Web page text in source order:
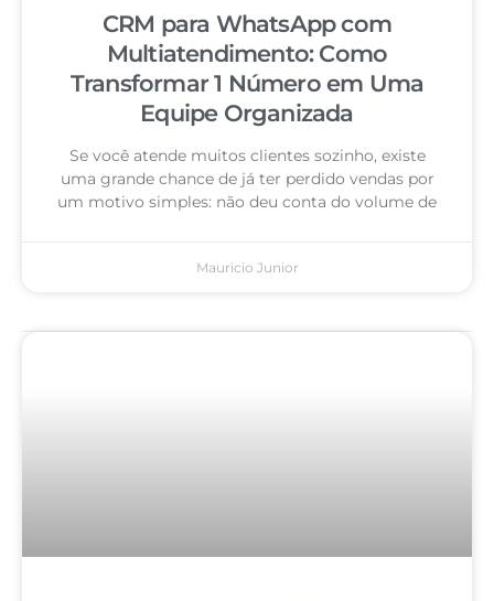
CRM para WhatsApp com
Multiatendimento: Como
Transformar 1 Número em Uma
Equipe Organizada
Se você atende muitos clientes sozinho, existe
uma grande chance de já ter perdido vendas por
um motivo simples: não deu conta do volume de
Mauricio Junior